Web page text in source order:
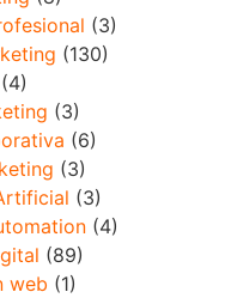
(3)
(130)
(4)
(3)
(6)
(3)
(3)
(4)
(89)
web (1)